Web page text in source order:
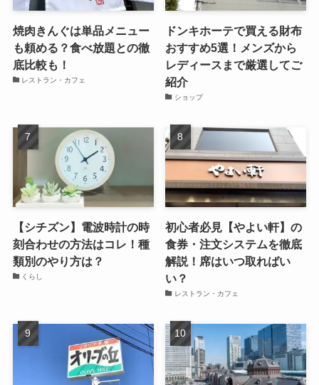
焼肉きんぐは単品メニュー
も頼める？食べ放題との徹
底比較も！
レストラン・カフェ
ドンキホーテで買える財布
おすすめ5選！メンズから
レディースまで厳選してご
紹介
ショップ
【シチズン】電波時計の時
刻合わせの方法はコレ！種
類別のやり方は？
くらし
初心者必見【やよい軒】の
食券・注文システムを徹底
解説！席はいつ取ればい
い？
レストラン・カフェ